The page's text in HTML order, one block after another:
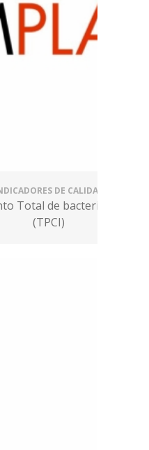
DE CALIDAD
Total de bacterias Color
(TPCI)